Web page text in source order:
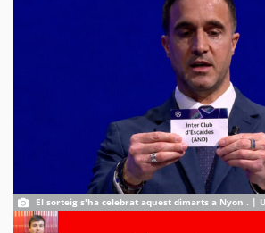
El sorteig s'ha celebrat aquest dimarts a Nyon . |